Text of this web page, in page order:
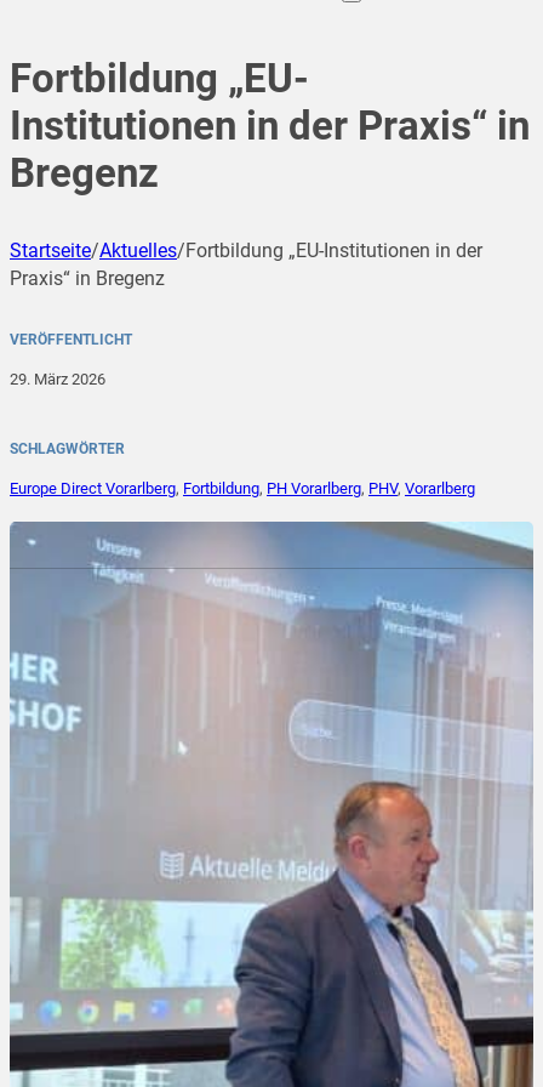
Fortbildung „EU-
Institutionen in der Praxis“ in
Bregenz
Startseite/Aktuelles/Fortbildung „EU-Institutionen in der
Praxis“ in Bregenz
VERÖFFENTLICHT
29. März 2026
SCHLAGWÖRTER
Europe Direct Vorarlberg, Fortbildung, PH Vorarlberg, PHV, Vorarlberg